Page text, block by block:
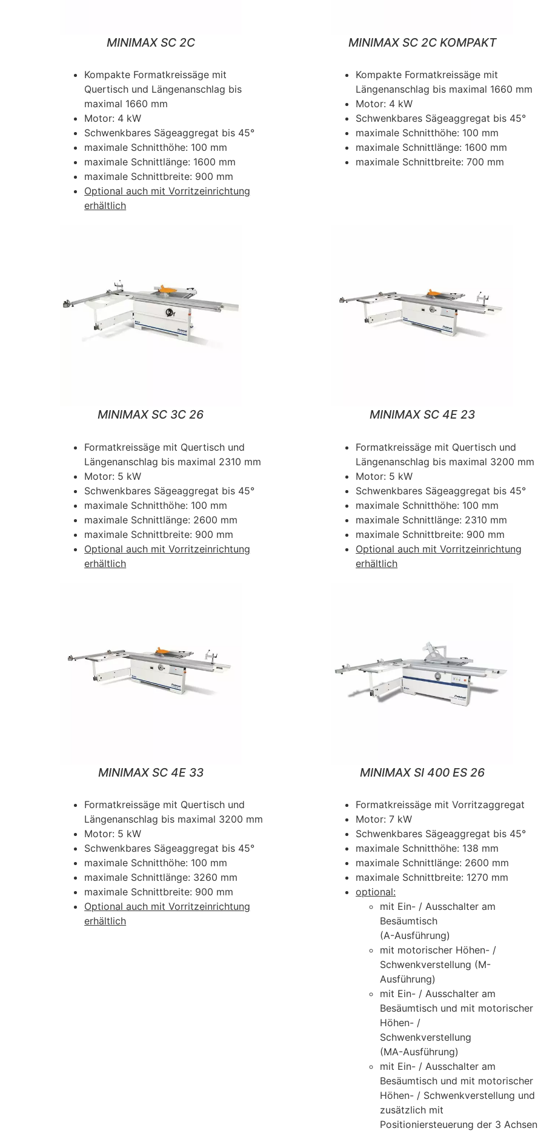
MINIMAX SC 2C
Kompakte Formatkreissäge mit
Quertisch und Längenanschlag bis
maximal 1660 mm
Motor: 4 kW
Schwenkbares Sägeaggregat bis 45°
maximale Schnitthöhe: 100 mm
maximale Schnittlänge: 1600 mm
maximale Schnittbreite: 900 mm
Optional auch mit Vorritzeinrichtung
erhältlich
MINIMAX SC 2C KOMPAKT
Kompakte Formatkreissäge mit
Längenanschlag bis maximal 1660 mm
Motor: 4 kW
Schwenkbares Sägeaggregat bis 45°
maximale Schnitthöhe: 100 mm
maximale Schnittlänge: 1600 mm
maximale Schnittbreite: 700 mm
MINIMAX SC 3C 26
Formatkreissäge mit Quertisch und
Längenanschlag bis maximal 2310 mm
Motor: 5 kW
Schwenkbares Sägeaggregat bis 45°
maximale Schnitthöhe: 100 mm
maximale Schnittlänge: 2600 mm
maximale Schnittbreite: 900 mm
Optional auch mit Vorritzeinrichtung
erhältlich
MINIMAX SC 4E 23
Formatkreissäge mit Quertisch und
Längenanschlag bis maximal 3200 mm
Motor: 5 kW
Schwenkbares Sägeaggregat bis 45°
maximale Schnitthöhe: 100 mm
maximale Schnittlänge: 2310 mm
maximale Schnittbreite: 900 mm
Optional auch mit Vorritzeinrichtung
erhältlich
MINIMAX SC 4E 33
Formatkreissäge mit Quertisch und
Längenanschlag bis maximal 3200 mm
Motor: 5 kW
Schwenkbares Sägeaggregat bis 45°
maximale Schnitthöhe: 100 mm
maximale Schnittlänge: 3260 mm
maximale Schnittbreite: 900 mm
Optional auch mit Vorritzeinrichtung
erhältlich
MINIMAX SI 400 ES 26
Formatkreissäge mit Vorritzaggregat
Motor: 7 kW
Schwenkbares Sägeaggregat bis 45°
maximale Schnitthöhe: 138 mm
maximale Schnittlänge: 2600 mm
maximale Schnittbreite: 1270 mm
optional:
mit Ein- / Ausschalter am
Besäumtisch
(A-Ausführung)
mit motorischer Höhen- /
Schwenkverstellung (M-
Ausführung)
mit Ein- / Ausschalter am
Besäumtisch und mit motorischer
Höhen- /
Schwenkverstellung
(MA-Ausführung)
mit Ein- / Ausschalter am
Besäumtisch und mit motorischer
Höhen- / Schwenkverstellung und
zusätzlich mit
Positioniersteuerung der 3 Achsen